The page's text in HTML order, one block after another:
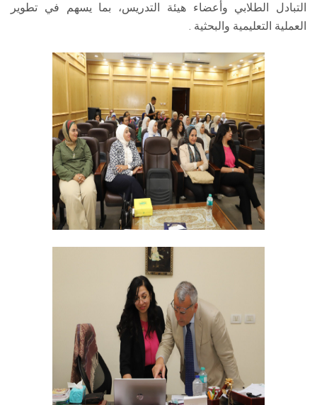
التبادل الطلابي وأعضاء هيئة التدريس، بما يسهم في تطوير
العملية التعليمية والبحثية .